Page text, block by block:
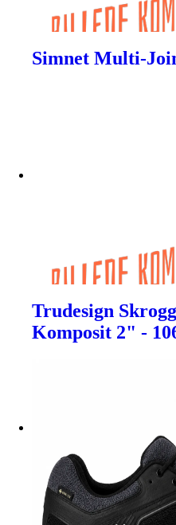
Simnet Multi-
Trudesign
Komposit 2" -